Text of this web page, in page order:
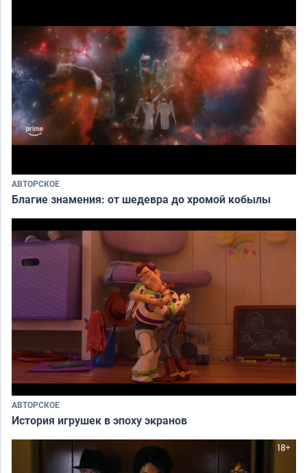
АВТОРСКОЕ
Благие знамения: от шедевра до хромой кобылы
АВТОРСКОЕ
История игрушек в эпоху экранов